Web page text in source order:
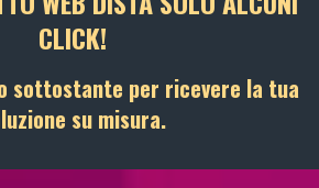
CLICK!
sottostante per ricevere la tua
su misura.